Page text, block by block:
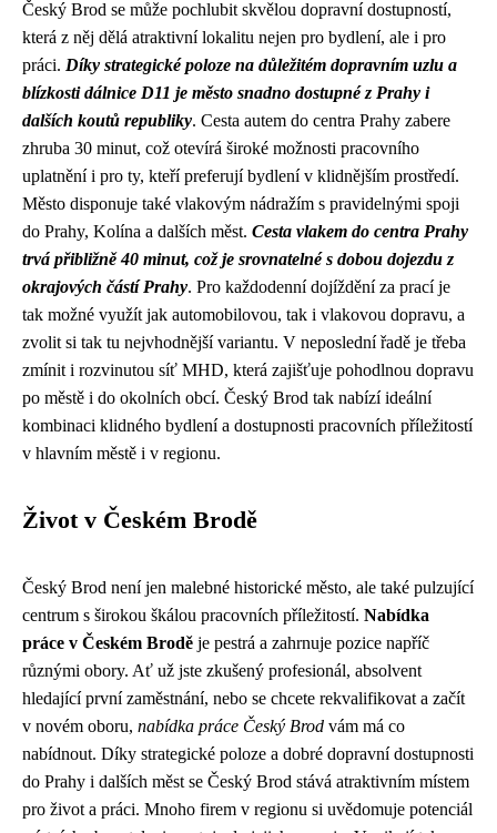
Český Brod se může pochlubit skvělou dopravní dostupností,
která z něj dělá atraktivní lokalitu nejen pro bydlení, ale i pro
práci. Díky strategické poloze na důležitém dopravním uzlu a
blízkosti dálnice D11 je město snadno dostupné z Prahy i
dalších koutů republiky. Cesta autem do centra Prahy zabere
zhruba 30 minut, což otevírá široké možnosti pracovního
uplatnění i pro ty, kteří preferují bydlení v klidnějším prostředí.
Město disponuje také vlakovým nádražím s pravidelnými spoji
do Prahy, Kolína a dalších měst. Cesta vlakem do centra Prahy
trvá přibližně 40 minut, což je srovnatelné s dobou dojezdu z
okrajových částí Prahy. Pro každodenní dojíždění za prací je
tak možné využít jak automobilovou, tak i vlakovou dopravu, a
zvolit si tak tu nejvhodnější variantu. V neposlední řadě je třeba
zmínit i rozvinutou síť MHD, která zajišťuje pohodlnou dopravu
po městě i do okolních obcí. Český Brod tak nabízí ideální
kombinaci klidného bydlení a dostupnosti pracovních příležitostí
v hlavním městě i v regionu.
Život v Českém Brodě
Český Brod není jen malebné historické město, ale také pulzující
centrum s širokou škálou pracovních příležitostí. Nabídka
práce v Českém Brodě je pestrá a zahrnuje pozice napříč
různými obory. Ať už jste zkušený profesionál, absolvent
hledající první zaměstnání, nebo se chcete rekvalifikovat a začít
v novém oboru, nabídka práce Český Brod vám má co
nabídnout. Díky strategické poloze a dobré dopravní dostupnosti
do Prahy i dalších měst se Český Brod stává atraktivním místem
pro život a práci. Mnoho firem v regionu si uvědomuje potenciál